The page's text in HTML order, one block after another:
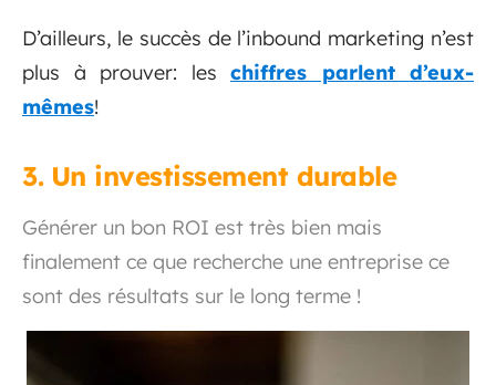
D’ailleurs, le succès de l’inbound marketing n’est
plus à prouver: les chiffres parlent d’eux-
mêmes!
3. Un investissement durable
Générer un bon ROI est très bien mais
finalement ce que recherche une entreprise ce
sont des résultats sur le long terme !